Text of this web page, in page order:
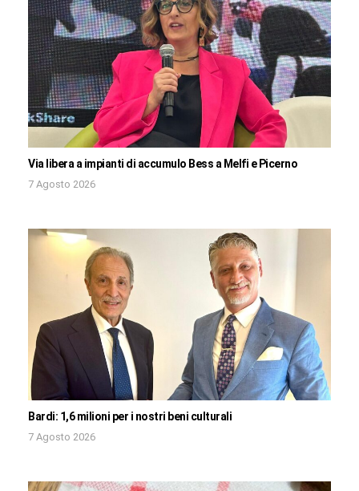
Via libera a impianti di accumulo Bess a Melfi e Picerno
7 Agosto 2026
Bardi: 1,6 milioni per i nostri beni culturali
7 Agosto 2026